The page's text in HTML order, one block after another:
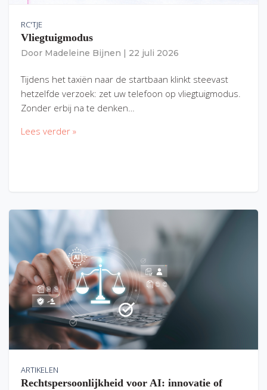
RC'TJE
Vliegtuigmodus
Door Madeleine Bijnen 22 juli 2026
Tijdens het taxiën naar de startbaan klinkt steevast
hetzelfde verzoek: zet uw telefoon op vliegtuigmodus.
Zonder erbij na te denken…
Lees verder »
ARTIKELEN
Rechtspersoonlijkheid voor AI: innovatie of